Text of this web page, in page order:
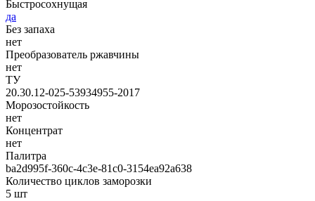
Быстросохнущая
да
Без запаха
нет
Преобразователь ржавчины
нет
ТУ
20.30.12-025-53934955-2017
Морозостойкость
нет
Концентрат
нет
Палитра
ba2d995f-360c-4c3e-81c0-3154ea92a638
Количество циклов заморозки
5 шт